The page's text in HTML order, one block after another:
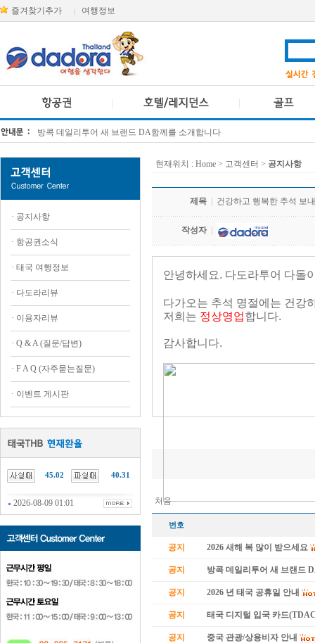
즐겨찾기추가 여행정보
방콕 데일리투어 새 브랜드 DA함께를 소개합니다
· 공지사항
· 항공권소식
· 태국 여행정보
· 다도라리뷰
· 이용자리뷰
· Q & A (질문/답변)
· F A Q (자주묻는질문)
· 이벤트 게시판
45.02 40.31
2026-08-09 01:01
현재위치 : Home > 고객센터 > 공지사항
제목 건강하고 행복한 추석 보
작성자
안녕하세요. 다도라투어 다돌
다가오는 추석 명절에는 건강
저희는 정상영업합니다.
감사합니다.
처음
번호
공지 2026 새해 복 많이 받으세요
공지 방콕 데일리투어 새 브랜드
공지 2026 년 태국 공휴일 안내
공지 태국 디지털 입국 카드
공지 중국 관광/상용비자 안내